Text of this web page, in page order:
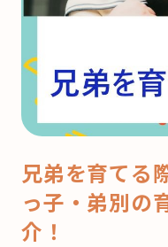
兄弟を育てる
っ子・弟別の
介！